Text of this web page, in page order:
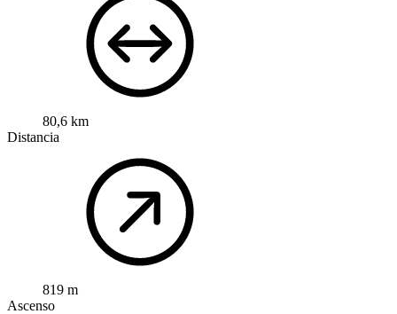
80,6 km
Distancia
819 m
Ascenso